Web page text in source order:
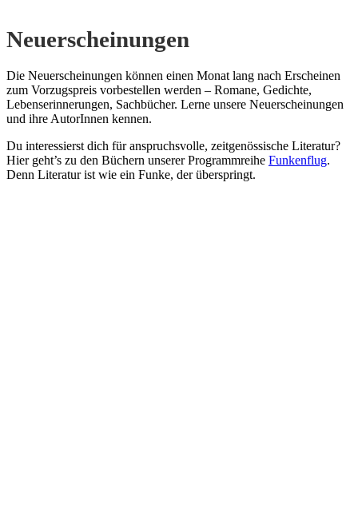
Neuerscheinungen
Die Neuerscheinungen können einen Monat lang nach Erscheinen
zum Vorzugspreis vorbestellen werden – Romane, Gedichte,
Lebenserinnerungen, Sachbücher. Lerne unsere Neuerscheinungen
und ihre AutorInnen kennen.
Du interessierst dich für anspruchsvolle, zeitgenössische Literatur?
Hier geht’s zu den Büchern unserer Programmreihe Funkenflug.
Denn Literatur ist wie ein Funke, der überspringt.